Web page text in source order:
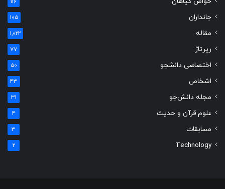
جانداران 105
مقاله 1,022
رپرتاژ 77
اختصاصی دانشجو 50
اشخاص 43
مجله دانش‌جو 31
علوم قرآن و حدیث 4
مسابقات 3
Technology
2